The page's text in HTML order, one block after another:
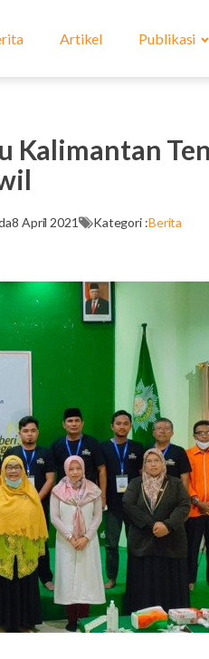
Artikel Publikasi
Kalimantan
8 April 2021 Kategori :Berita